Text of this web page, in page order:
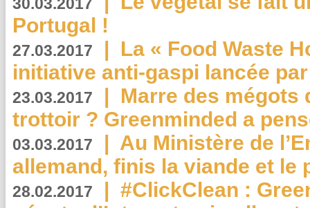
Portugal !
27.03.2017 | La « Food Waste
initiative anti-gaspi lancée
23.03.2017 | Marre des mégots
trottoir ? Greenminded a
03.03.2017 | Au Ministère de
allemand, finis la viande et le
28.02.2017 | #ClickClean :